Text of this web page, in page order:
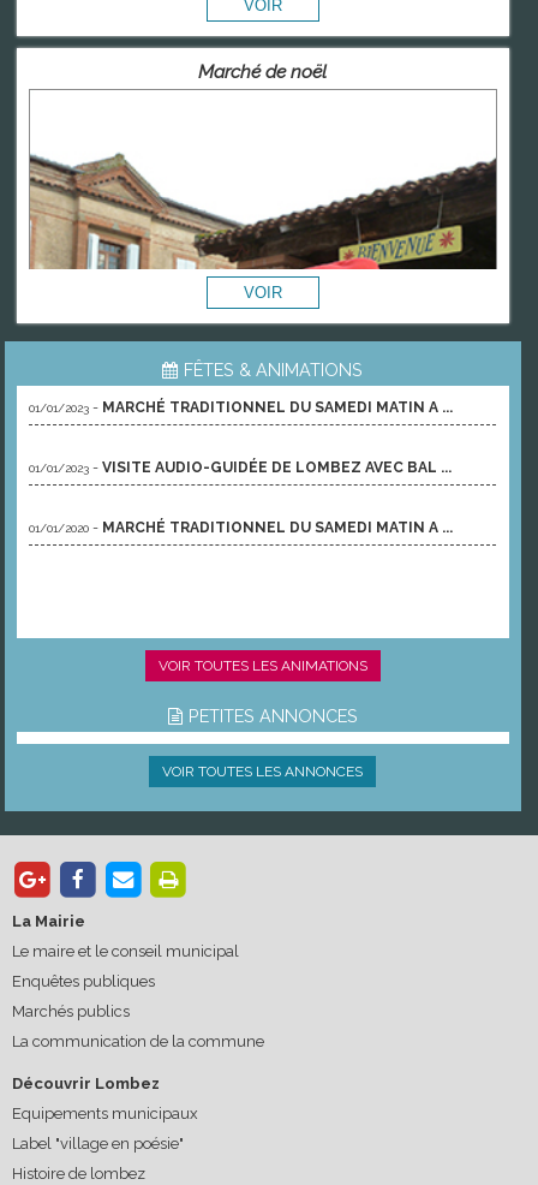
Marché de noël
FÊTES & ANIMATIONS
01/01/2023 - MARCHÉ TRADITIONNEL DU SAMEDI MATIN A ...
01/01/2023 -VISITE AUDIO-GUIDÉE DE LOMBEZ AVEC BAL ...
01/01/2020 - MARCHÉ TRADITIONNEL DU SAMEDI MATIN A ...
VOIR TOUTES LES ANIMATIONS
PETITES ANNONCES
VOIR TOUTES LES ANNONCES
La Mairie
Le maire et le conseil municipal
Enquêtes publiques
Marchés publics
La communication de la commune
Découvrir Lombez
Equipements municipaux
Label "village en poésie"
Histoire de lombez